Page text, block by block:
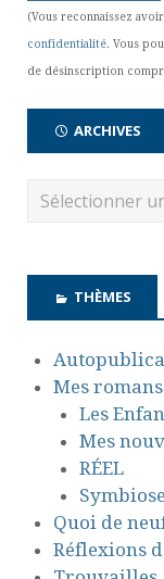
(Vous reconnaissez
confidentialité. Vous
de désinscription
ARCHIVES
THÈMES
Mes romans
Les
Mes
RÉEL
Symbiose
Quoi de
Réflexions